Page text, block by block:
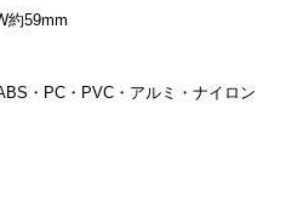
約59mm
・PC・PVC・アルミ・ナイロン